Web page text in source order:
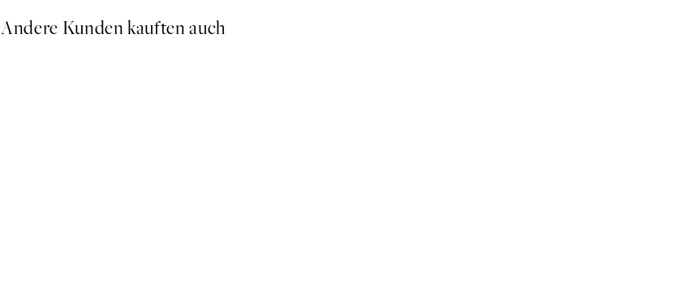
Andere Kunden kauften auch